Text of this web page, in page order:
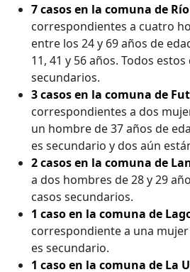
7 casos en la comuna de
correspondientes a cuatro
entre los 24 y 69 años de
11, 41 y 56 años. Todos estos
secundarios.
3 casos en la comuna de
correspondientes a dos
un hombre de 37 años de
es secundario y dos aún
2 casos en la comuna de
a dos hombres de 28 y 29
casos secundarios.
1 caso en la comuna de
correspondiente a una mujer
es secundario.
1 caso en la comuna de La